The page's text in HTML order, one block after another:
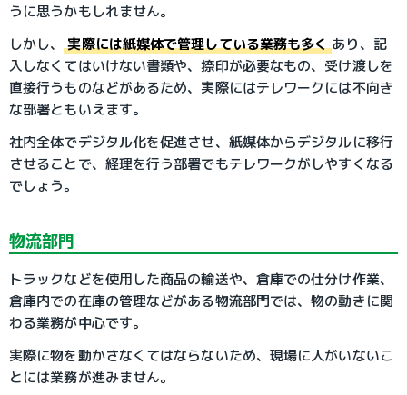
うに思うかもしれません。
しかし、実際には紙媒体で管理している業務も多く あり、記
入しなくてはいけない書類や、捺印が必要なもの、受け渡しを
直接行うものなどがあるため、実際にはテレワークには不向き
な部署ともいえます。
社内全体でデジタル化を促進させ、紙媒体からデジタルに移行
させることで、経理を行う部署でもテレワークがしやすくなる
でしょう。
物流部門
トラックなどを使用した商品の輸送や、倉庫での仕分け作業、
倉庫内での在庫の管理などがある物流部門では、物の動きに関
わる業務が中心です。
実際に物を動かさなくてはならないため、現場に人がいないこ
とには業務が進みません。